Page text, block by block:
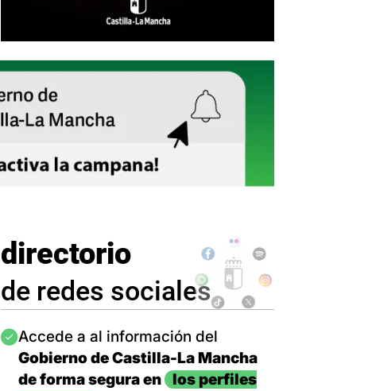
directorio
de redes sociales
Imagen
Accede a al información del
Gobierno de Castilla-La Mancha
de forma segura en
los perfiles